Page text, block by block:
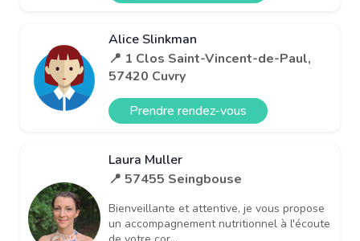
Alice Slinkman
📍 1 Clos Saint-Vincent-de-Paul,
57420 Cuvry
Prendre rendez-vous
Laura Muller
📍 57455 Seingbouse
Bienveillante et attentive, je vous propose
un accompagnement nutritionnel à l'écoute